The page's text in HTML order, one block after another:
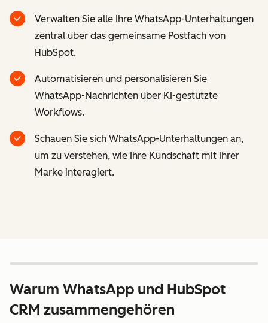
Verwalten Sie alle Ihre WhatsApp-Unterhaltungen
zentral über das gemeinsame Postfach von
HubSpot.
Automatisieren und personalisieren Sie
WhatsApp-Nachrichten über KI-gestützte
Workflows.
Schauen Sie sich WhatsApp-Unterhaltungen an,
um zu verstehen, wie Ihre Kundschaft mit Ihrer
Marke interagiert.
Warum WhatsApp und HubSpot
CRM zusammengehören